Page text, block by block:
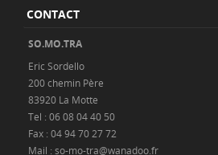
CONTACT
SO.MO.TRA
Eric Sordello
200 chemin Père
83920 La Motte
Tel : 06 08 04 40 50
Fax : 04 94 70 27 72
Mail : so-mo-tra@wanadoo.fr